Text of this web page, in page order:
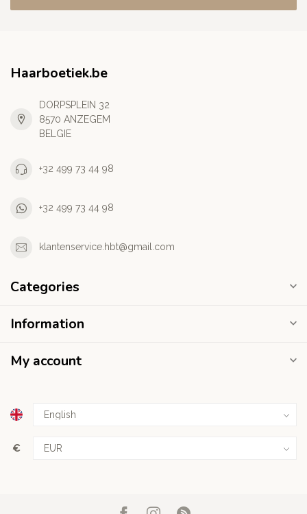
Haarboetiek.be
DORPSPLEIN 32
8570 ANZEGEM
BELGIE
+32 499 73 44 98
+32 499 73 44 98
klantenservice.hbt@gmail.com
Categories
Information
My account
€